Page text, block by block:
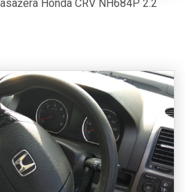
Honda CRV NH684P 2.2